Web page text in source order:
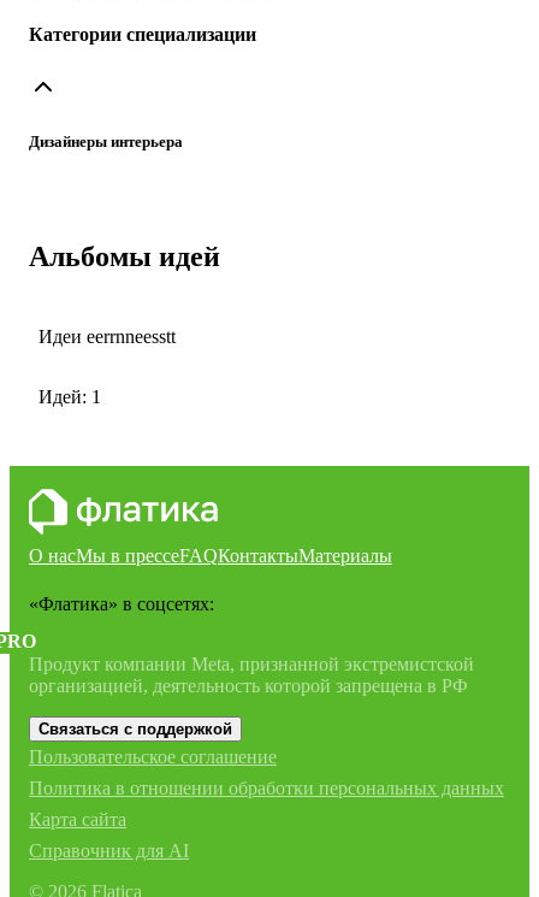
Категории специализации
Дизайнеры интерьера
Альбомы идей
Идеи eerrnneesstt
Идей: 1
О насМы в прессеFAQКонтактыМатериалы
«Флатика» в соцсетях:
Продукт компании Meta, признанной экстремистской
организацией, деятельность которой запрещена в РФ
Связаться с поддержкой
Пользовательское соглашение
Политика в отношении обработки персональных данных
Карта сайта
Справочник для AI
© 2026 Flatica